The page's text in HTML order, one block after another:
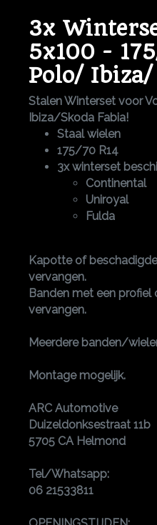
3x
5x100 -
Polo/ Ibiza/
Stalen Winterset voor
Ibiza/Skoda Fabia​​​​​​!
Staal wielen
175/70 R14
3x winterset
Continental
Uniroyal
Fulda
Kapotte of
vervangen.
Banden met een
vervangen.
Meerdere banden/
Montage mogelijk.
ARC Automotive
Duizeldonksestraat 11b
5705 CA Helmond
Tel/Whatsapp:
06 21533811